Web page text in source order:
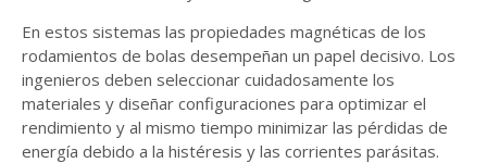
En estos sistemas las propiedades magnéticas de los
rodamientos de bolas desempeñan un papel decisivo. Los
ingenieros deben seleccionar cuidadosamente los
materiales y diseñar configuraciones para optimizar el
rendimiento y al mismo tiempo minimizar las pérdidas de
energía debido a la histéresis y las corrientes parásitas.